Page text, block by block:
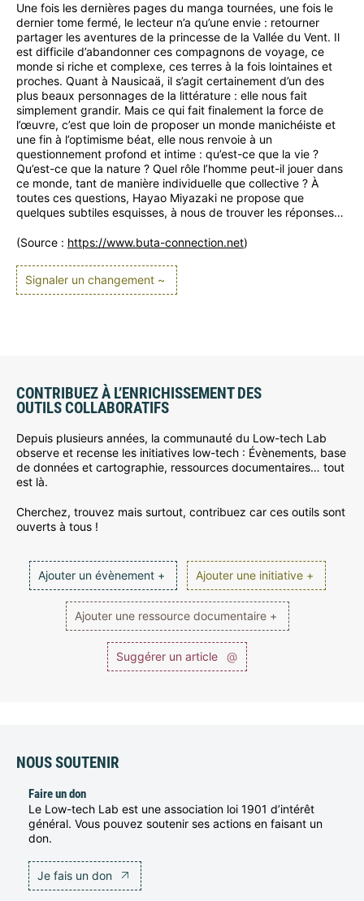
Une fois les dernières pages du manga tournées, une fois le
dernier tome fermé, le lecteur n’a qu’une envie : retourner
partager les aventures de la princesse de la Vallée du Vent. Il
est difficile d’abandonner ces compagnons de voyage, ce
monde si riche et complexe, ces terres à la fois lointaines et
proches. Quant à Nausicaä, il s’agit certainement d’un des
plus beaux personnages de la littérature : elle nous fait
simplement grandir. Mais ce qui fait finalement la force de
l’œuvre, c’est que loin de proposer un monde manichéiste et
une fin à l’optimisme béat, elle nous renvoie à un
questionnement profond et intime : qu’est-ce que la vie ?
Qu’est-ce que la nature ? Quel rôle l’homme peut-il jouer dans
ce monde, tant de manière individuelle que collective ? À
toutes ces questions, Hayao Miyazaki ne propose que
quelques subtiles esquisses, à nous de trouver les réponses…
(Source : https://www.buta-connection.net)
Signaler un changement ~
CONTRIBUEZ À L’ENRICHISSEMENT DES
OUTILS COLLABORATIFS
Depuis plusieurs années, la communauté du Low-tech Lab
observe et recense les initiatives low-tech : Évènements, base
de données et cartographie, ressources documentaires… tout
est là.
Cherchez, trouvez mais surtout, contribuez car ces outils sont
ouverts à tous !
Ajouter un évènement + Ajouter une initiative +
Ajouter une ressource documentaire +
Suggérer un article @
NOUS SOUTENIR
Faire un don
Le Low-tech Lab est une association loi 1901 d’intérêt
général. Vous pouvez soutenir ses actions en faisant un
don.
Je fais un don